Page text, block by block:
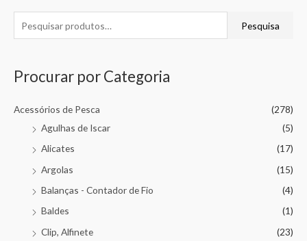
Pesquisa
Procurar por Categoria
Acessórios de Pesca
(278)
Agulhas de Iscar
(5)
Alicates
(17)
Argolas
(15)
Balanças - Contador de Fio
(4)
Baldes
(1)
Clip, Alfinete
(23)